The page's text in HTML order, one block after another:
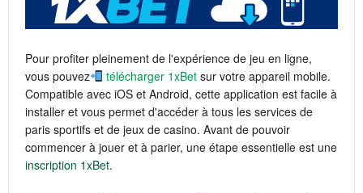
Pour profiter pleinement de l'expérience de jeu en ligne,
vous pouvez
télécharger 1xBet sur votre appareil mobile.
Compatible avec iOS et Android, cette application est facile à
installer et vous permet d'accéder à tous les services de
paris sportifs et de jeux de casino. Avant de pouvoir
commencer à jouer et à parier, une étape essentielle est une
inscription 1xBet.